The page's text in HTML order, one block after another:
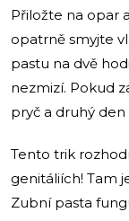
Přiložte na opar a
opatrně smyjte
pastu na dvě
nezmizí. Pokud
pryč a druhý
Tento trik
genitáliích! Tam
Zubní pasta